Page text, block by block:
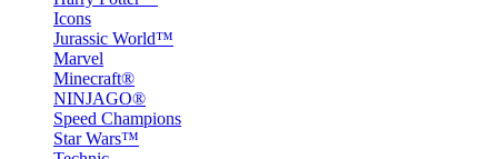
Icons
Jurassic World™
Marvel
Minecraft®
NINJAGO®
Speed Champions
Star Wars™